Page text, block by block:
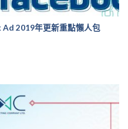
Ad 2019年更新重點懶人包